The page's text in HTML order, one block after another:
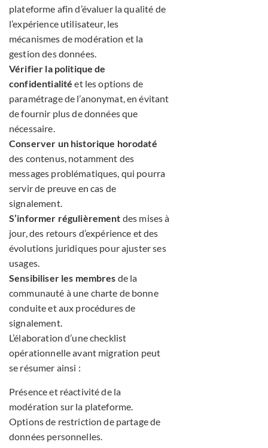
plateforme afin d’évaluer la qualité de
l’expérience utilisateur, les
mécanismes de modération et la
gestion des données.
Vérifier la politique de
confidentialité et les options de
paramétrage de l’anonymat, en évitant
de fournir plus de données que
nécessaire.
Conserver un historique horodaté
des contenus, notamment des
messages problématiques, qui pourra
servir de preuve en cas de
signalement.
S’informer régulièrement des mises à
jour, des retours d’expérience et des
évolutions juridiques pour ajuster ses
usages.
Sensibiliser les membres de la
communauté à une charte de bonne
conduite et aux procédures de
signalement.
L’élaboration d’une checklist
opérationnelle avant migration peut
se résumer ainsi :
Présence et réactivité de la
modération sur la plateforme.
Options de restriction de partage de
données personnelles.